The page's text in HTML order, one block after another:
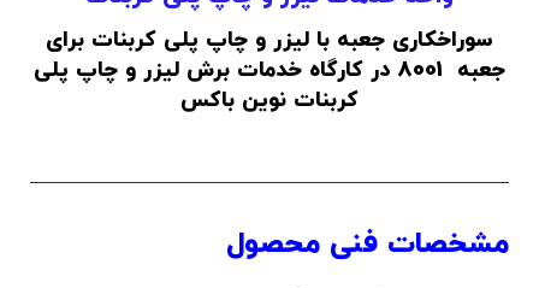
سوراخکاری جعبه با لیزر و چاپ پلی کربنات برای
جعبه 8001 در کارگاه خدمات برش لیزر و چاپ پلی
کربنات نوین باکس
مشخصات فنی محصول